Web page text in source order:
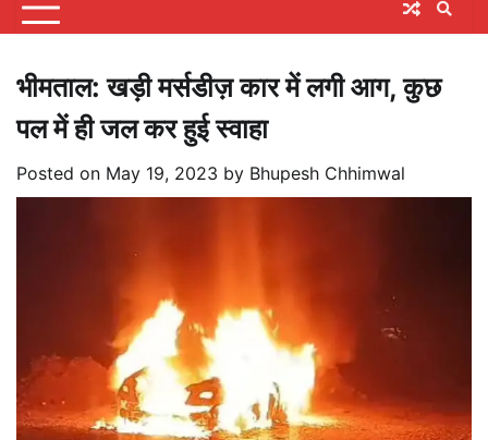
भीमताल: खड़ी मर्सडीज़ कार में लगी आग, कुछ
पल में ही जल कर हुई स्वाहा
Posted on May 19, 2023 by Bhupesh Chhimwal